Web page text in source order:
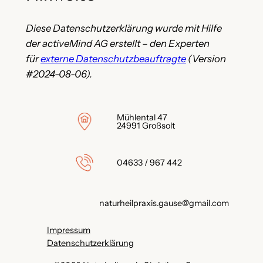
Diese Datenschutzerklärung wurde mit Hilfe
der activeMind AG erstellt – den Experten
fürexterne Datenschutzbeauftragte(Version
#2024-08-06).
Mühlental 47
24991 Großsolt
04633 / 967 442
naturheilpraxis.gause@gmail.com
Impressum
Datenschutzerklärung